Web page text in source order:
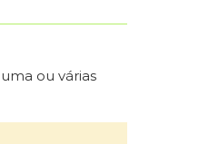
ou várias